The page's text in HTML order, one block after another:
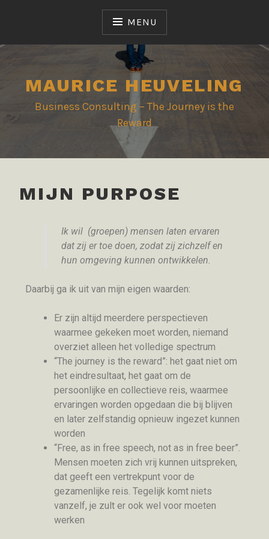
MENU
MAURICE HEUVELING
Business Consulting – The Journey is the
Reward
MIJN PURPOSE
Ik wil (groepen) mensen laten ervaren
dat zij er toe doen, zodat zij zichzelf en
hun omgeving kunnen ontwikkelen.
Daarbij ga ik uit van mijn eigen waarden:
Er zijn altijd meerdere perspectieven
waarmee gekeken moet worden, niemand
overziet alleen het volledige spectrum
“The journey is the reward”: het gaat niet om
het eindresultaat, het gaat om de
persoonlijke en collectieve reis, waarmee
ervaringen worden opgedaan die bij blijven
en later zelfstandig opnieuw ingezet kunnen
worden
“Free, as in free speech, not as in free beer”.
Mensen moeten zich vrij kunnen uitspreken,
dat geeft een vertrekpunt voor de
gezamenlijke reis. Tegelijk komt niets
vanzelf, je zult er ook wel voor moeten
werken